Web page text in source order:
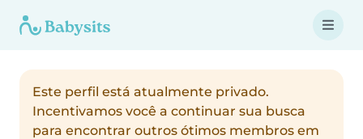
Este perfil está atualmente privado.
Incentivamos você a continuar sua busca
para encontrar outros ótimos membros em